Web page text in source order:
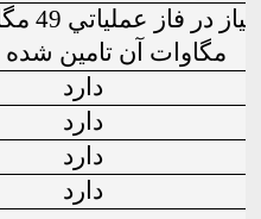
مگاوات آن تامين
دارد
دارد
دارد
دارد